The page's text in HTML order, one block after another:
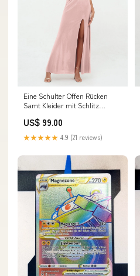
Eine Schulter Offen Rücken
Samt Kleider mit Schlitz
US$ 99.00
★★★★★ 4.9 (21 reviews)